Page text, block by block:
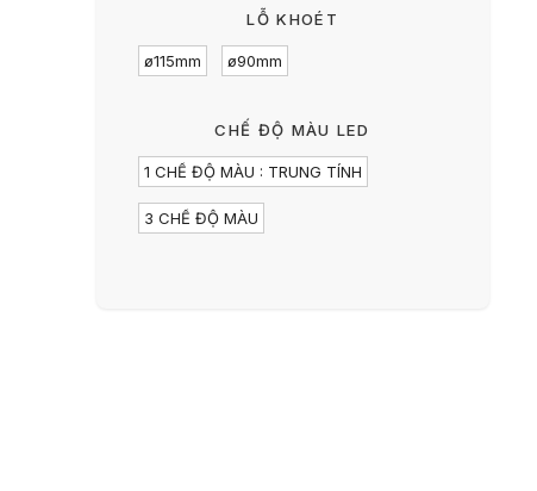
LỖ KHOÉT
ø115mm ø90mm
CHẾ ĐỘ MÀU LED
1 CHẾ ĐỘ MÀU : TRUNG TÍNH
3 CHẾ ĐỘ MÀU